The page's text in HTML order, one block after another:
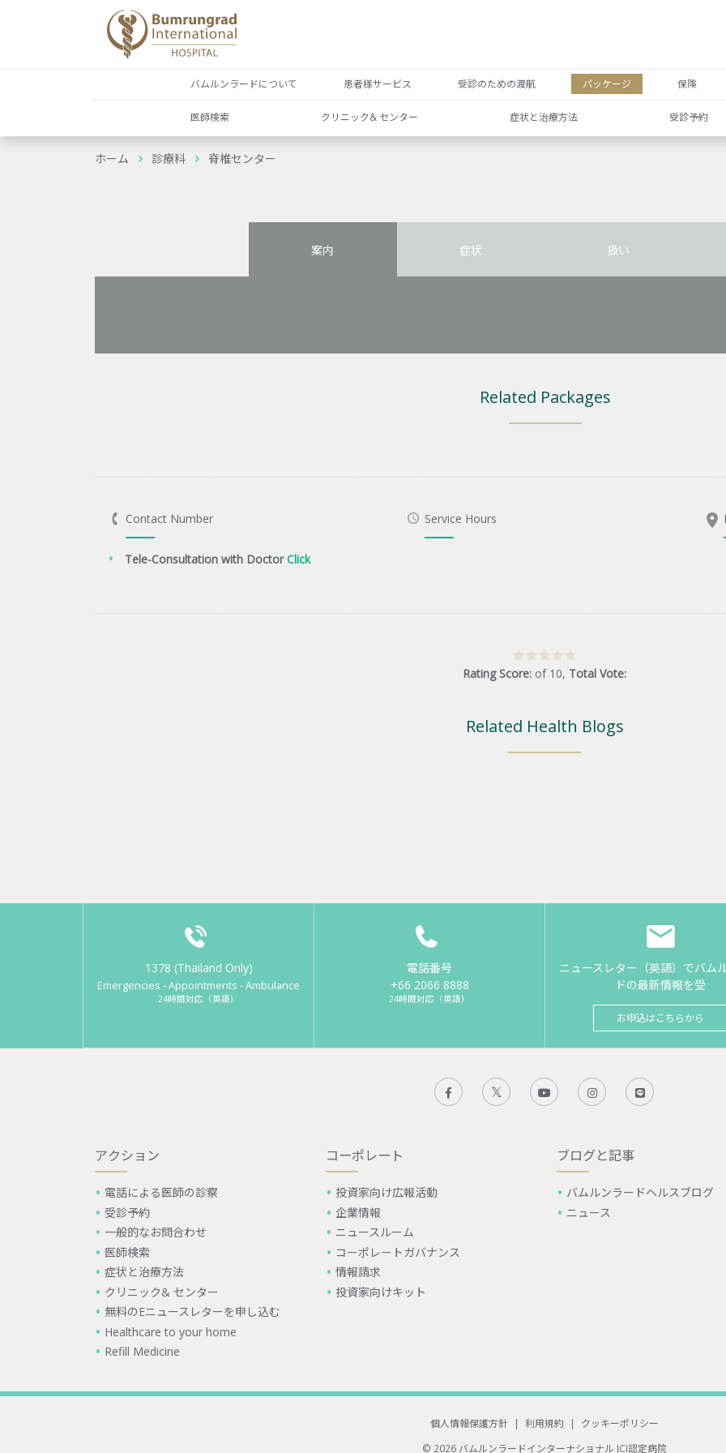
バムルンラードについて 患者様サービス 受診のための渡航 パッケージ 保険
医師検索 クリニック& センター 症状と治療方法 受診予約
ホーム 診療科 脊椎センター
案内 症状 扱い
Related Packages
Contact Number
Tele-Consultation with DoctorClick
Service Hours
Rating Score: of 10, Total Vote:
Related Health Blogs
1378 (Thailand Only)
Emergencies - Appointments - Ambulance
24時間対応（英語）
電話番号
+66 2066 8888
24時間対応（英語）
ニュースレター（英語）でバム
ドの最新情報を受
お申込はこちらから
アクション
電話による医師の診察
受診予約
一般的なお問合わせ
医師検索
症状と治療方法
クリニック& センター
無料のEニュースレターを申し込む
Healthcare to your home
Refill Medicine
コーポレート
投資家向け広報活動
企業情報
ニュースルーム
コーポレートガバナンス
情報請求
投資家向けキット
ブログと記事
バムルンラードヘルスブログ
ニュース
個人情報保護方針 | 利用規約 |
クッキーポリシー
© 2026 バムルンラードインターナショナル JCI認定病院